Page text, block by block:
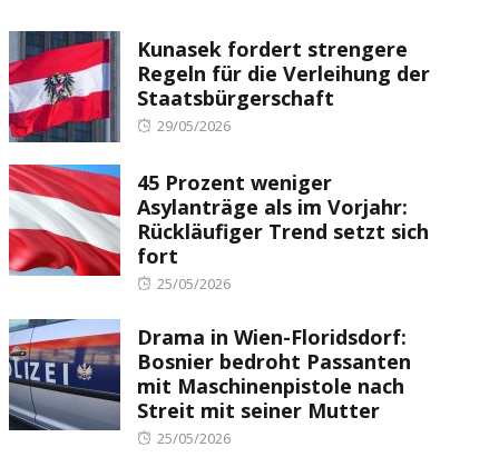
Kunasek fordert strengere
Regeln für die Verleihung der
Staatsbürgerschaft
Posted
29/05/2026
45 Prozent weniger
Asylanträge als im Vorjahr:
Rückläufiger Trend setzt sich
fort
Posted
25/05/2026
Drama in Wien-Floridsdorf:
Bosnier bedroht Passanten
mit Maschinenpistole nach
Streit mit seiner Mutter
Posted
25/05/2026